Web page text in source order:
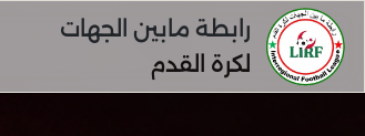
رابطة مابين الجهات
لكرة القدم